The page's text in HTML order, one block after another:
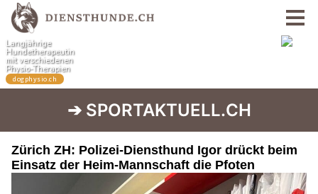
➔ SPORTAKTUELL.CH
Zürich ZH: Polizei-Diensthund Igor drückt beim
Einsatz der Heim-Mannschaft die Pfoten